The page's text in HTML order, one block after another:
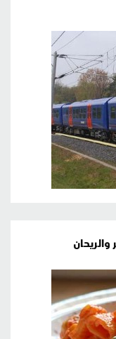
والريحان